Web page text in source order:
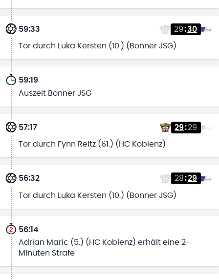
59:33 29:30
Tor durch Luka Kersten (10.) (Bonner JSG)
59:19
Auszeit Bonner JSG
57:17 29:29
Tor durch Fynn Reitz (61.) (HC Koblenz)
56:32 28:29
Tor durch Luka Kersten (10.) (Bonner JSG)
56:14
Adrian Maric (5.) (HC Koblenz) erhält eine 2-
Minuten Strafe